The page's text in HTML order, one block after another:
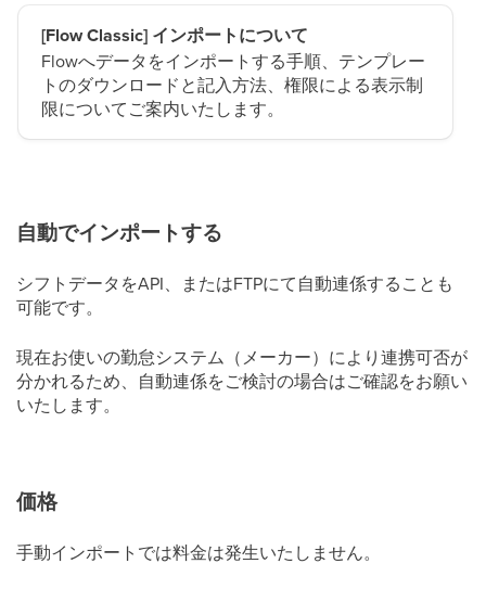
[Flow Classic] インポートについて
Flowへデータをインポートする手順、テンプレー
トのダウンロードと記入方法、権限による表示制
限についてご案内いたします。
自動でインポートする
シフトデータをAPI、またはFTPにて自動連係することも
可能です。
現在お使いの勤怠システム（メーカー）により連携可否が
分かれるため、自動連係をご検討の場合はご確認をお願い
いたします。
価格
手動インポートでは料金は発生いたしません。